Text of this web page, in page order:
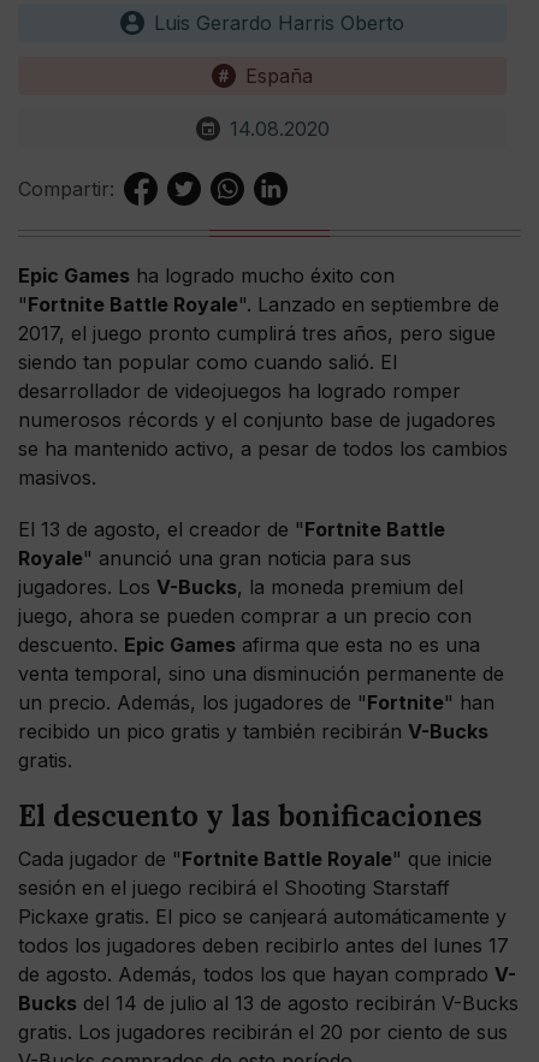
Luis Gerardo Harris Oberto
España
14.08.2020
Compartir:
Epic Games ha logrado mucho éxito con
"Fortnite Battle Royale". Lanzado en septiembre de
2017, el juego pronto cumplirá tres años, pero sigue
siendo tan popular como cuando salió. El
desarrollador de videojuegos ha logrado romper
numerosos récords y el conjunto base de jugadores
se ha mantenido activo, a pesar de todos los cambios
masivos.
El 13 de agosto, el creador de "Fortnite Battle
Royale" anunció una gran noticia para sus
jugadores. Los V-Bucks, la moneda premium del
juego, ahora se pueden comprar a un precio con
descuento. Epic Games afirma que esta no es una
venta temporal, sino una disminución permanente de
un precio. Además, los jugadores de "Fortnite" han
recibido un pico gratis y también recibirán V-Bucks
gratis.
El descuento y las bonificaciones
Cada jugador de "Fortnite Battle Royale" que inicie
sesión en el juego recibirá el Shooting Starstaff
Pickaxe gratis. El pico se canjeará automáticamente y
todos los jugadores deben recibirlo antes del lunes 17
de agosto. Además, todos los que hayan comprado V-
Bucks del 14 de julio al 13 de agosto recibirán V-Bucks
gratis. Los jugadores recibirán el 20 por ciento de sus